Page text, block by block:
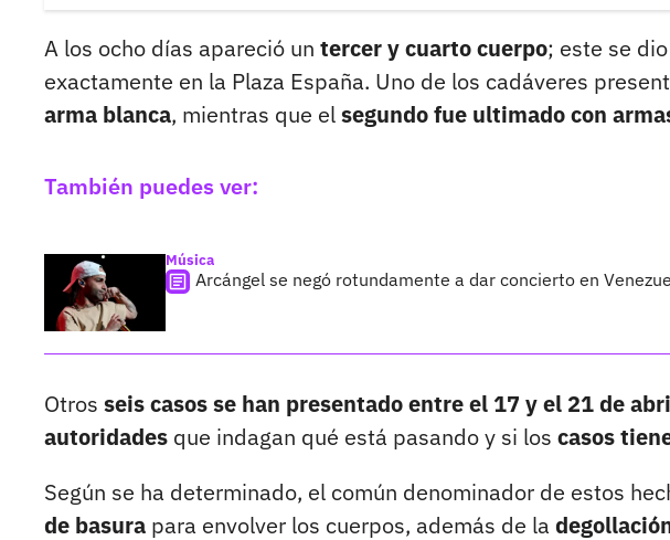
A los ocho días apareció un tercer y cuarto cuerpo; este se
exactamente en la Plaza España. Uno de los cadáveres
arma blanca, mientras que elsegundo fue ultimado con
También puedes ver:
Música
Arcángel se negó rotundamente a dar concierto en
Otros seis casos se han presentado entre el 17 y el 21 de
autoridades que indagan qué está pasando y si los casos
Según se ha determinado, el común denominador de estos
de basura para envolver los cuerpos, además de la